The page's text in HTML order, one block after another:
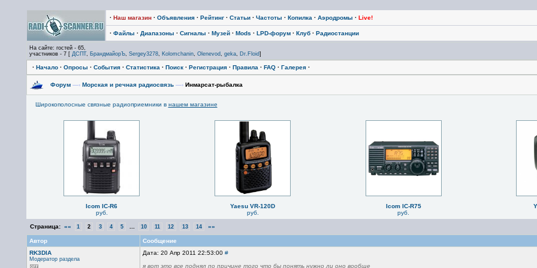
· Наш магазин· Объявления· Рейтинг· Статьи· Частоты · Копилка · Аэродромы · Live!
· Файлы · Диапазоны · Сигналы · Музей· Mods · LPD-форум· Клуб· Радиостанции
На сайте: гостей - 65,
участников - 7 [ ДСПТ, БрандмайорЪ, Sergey3278, Kolomchanin, Olenevod, geka, Dr.Floid]
· Начало· Опросы · События· Статистика · Поиск· Регистрация· Правила · FAQ· Галерея·
Форум —› Морская и речная радиосвязь —›Инмарсат-рыбалка
Широкополосные связные радиоприемники в нашем магазине
Icom IC-R6
руб.
Yaesu VR-120D
руб.
Icom IC-R75
руб.
Страница: «« 1 2 3 4 5 10 11 12 13 14 »»
Автор
Сообщение
RK3DIA
Модератор раздела
Дата: 20 Апр 2011 22:53:00 #
я вот это все поднял по причине того что бы понять нужно ли оно вообще